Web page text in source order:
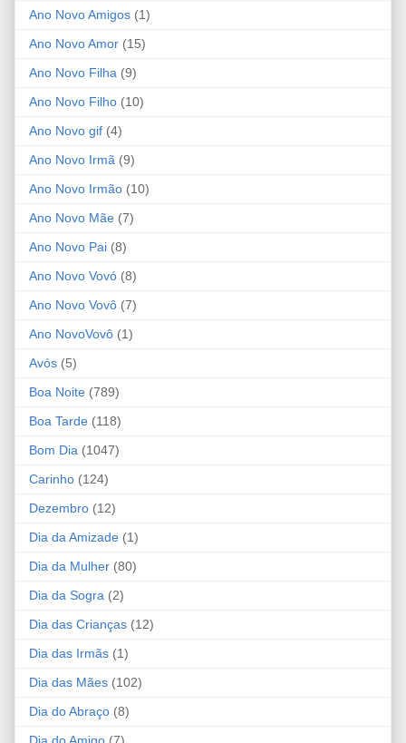
Ano Novo Amigos (1)
Ano Novo Amor (15)
Ano Novo Filha (9)
Ano Novo Filho (10)
Ano Novo gif (4)
Ano Novo Irmã (9)
Ano Novo Irmão (10)
Ano Novo Mãe (7)
Ano Novo Pai (8)
Ano Novo Vovó (8)
Ano Novo Vovô (7)
Ano NovoVovô (1)
Avós (5)
Boa Noite (789)
Boa Tarde (118)
Bom Dia (1047)
Carinho (124)
Dezembro (12)
Dia da Amizade (1)
Dia da Mulher (80)
Dia da Sogra (2)
Dia das Crianças (12)
Dia das Irmãs (1)
Dia das Mães (102)
Dia do Abraço (8)